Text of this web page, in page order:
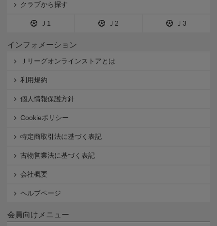
クラブから探す
Ｊ1 Ｊ2 Ｊ3
インフォメーション
Ｊリーグオンラインストアとは
利用規約
個人情報保護方針
Cookieポリシー
特定商取引法に基づく表記
古物営業法に基づく表記
会社概要
ヘルプページ
会員向けメニュー